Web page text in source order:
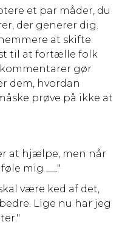
et par måder, du
der generer dig.
at skifte
til at fortælle folk
gør
dem, hvordan
prøve på ikke at
at hjælpe, men når
mig __."
være ked af det,
Lige nu har jeg